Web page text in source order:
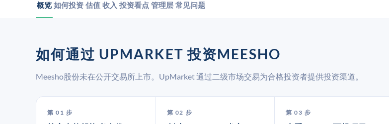
概览 如何投资 估值 收入 投资看点 管理层 常见问题
如何通过 UPMARKET 投资MEESHO
Meesho股份未在公开交易所上市。UpMarket 通过二级市场交易为合格投资者提供投资渠道。
第 01 步 第 02 步 第 03 步